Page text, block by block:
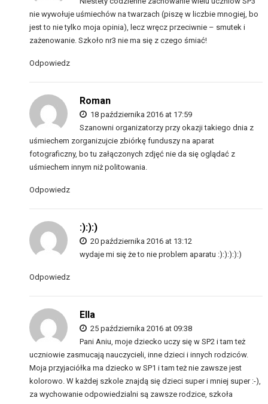
nie wywołuje uśmiechów na twarzach (piszę w liczbie mnogiej, bo
jest to nie tylko moja opinia), lecz wręcz przeciwnie – smutek i
zażenowanie. Szkoło nr3 nie ma się z czego śmiać!
Odpowiedz
Roman
18 października 2016 at 17:59
Szanowni organizatorzy przy okazji takiego dnia z
uśmiechem zorganizujcie zbiórkę funduszy na aparat
fotograficzny, bo tu załączonych zdjęć nie da się oglądać z
uśmiechem innym niż politowania.
Odpowiedz
:):):)
20 października 2016 at 13:12
wydaje mi się że to nie problem aparatu :):):):):)
Odpowiedz
Ella
25 października 2016 at 09:38
Pani Aniu, moje dziecko uczy się w SP2 i tam też
uczniowie zasmucają nauczycieli, inne dzieci i innych rodziców.
Moja przyjaciółka ma dziecko w SP1 i tam też nie zawsze jest
kolorowo. W każdej szkole znajdą się dzieci super i mniej super :-),
za wychowanie odpowiedzialni są zawsze rodzice, szkoła